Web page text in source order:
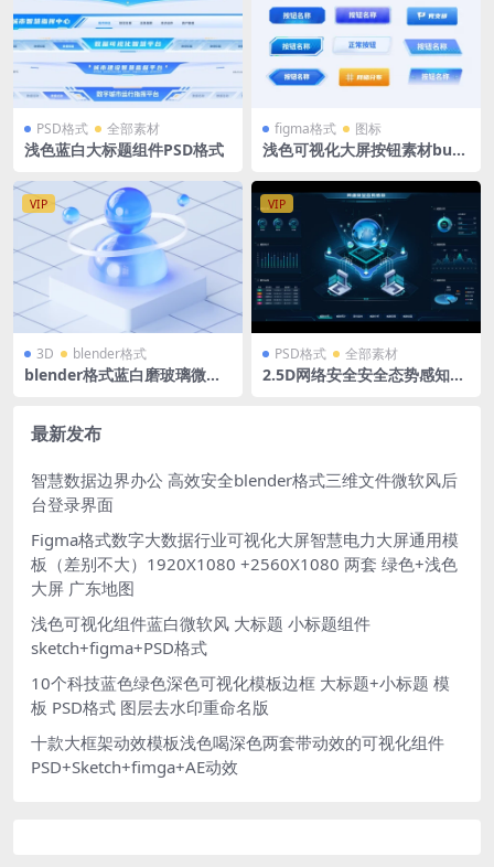
PSD格式 全部素材
浅色蓝白大标题组件PSD格式
figma格式 图标
浅色可视化大屏按钮素材butt
VIP
3D blender格式
blender格式蓝白磨玻璃微软
VIP
PSD格式 全部素材
2.5D网络安全安全态势感知可
最新发布
智慧数据边界办公 高效安全blender格式三维文件微软风后
台登录界面
Figma格式数字大数据行业可视化大屏智慧电力大屏通用模
板（差别不大）1920X1080 +2560X1080 两套 绿色+浅色
大屏 广东地图
浅色可视化组件蓝白微软风 大标题 小标题组件
sketch+figma+PSD格式
10个科技蓝色绿色深色可视化模板边框 大标题+小标题 模
板 PSD格式 图层去水印重命名版
十款大框架动效模板浅色喝深色两套带动效的可视化组件
PSD+Sketch+fimga+AE动效